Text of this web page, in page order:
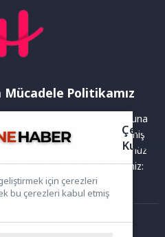
Politikamız
ilkesi gözetilerek hazırlanır. Buna
hatalı veya güncelliğini yitirmiş
yanıltıcı olduğunu düşündüğünüz
bize bildirebilirsiniz:
Sayfa
Çerez
için çerezleri
bu çerezleri kabul etmiş